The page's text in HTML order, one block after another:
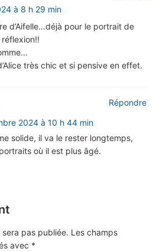
à 8 h 29 min
d’Aifelle…déjà pour le portrait de
réflexion!!
très chic et si pensive en effet.
2024 à 10 h 44 min
solide, il va le rester longtemps,
où il est plus âgé.
Répondre
pas publiée. Les champs
avec *